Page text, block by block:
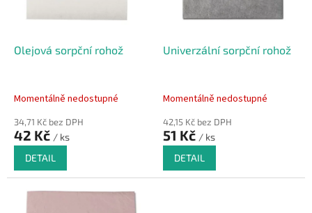
Olejová sorpční rohož
Momentálně nedostupné
34,71 Kč bez DPH
42 Kč / ks
DETAIL
Univerzální sorpční rohož
Momentálně nedostupné
42,15 Kč bez DPH
51 Kč / ks
DETAIL